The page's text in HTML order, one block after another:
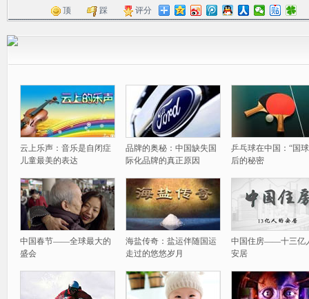
顶 踩 评分
云上乐声：音乐是自闭症
儿童最美的表达
品牌的奥秘：中国缺失国
际化品牌的真正原因
乒乓球在中国：“国
后的秘密
中国春节——全球最大的
盛会
海盐传奇：盐运伴随国运
走过的悠悠岁月
中国住房——十三亿
安居